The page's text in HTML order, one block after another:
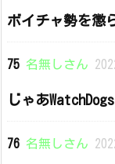
ボイチャ勢を懲
75 名無しさん
じゃあ
76 名無しさん